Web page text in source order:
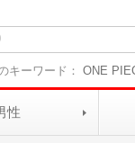
キーワード： ONE
性